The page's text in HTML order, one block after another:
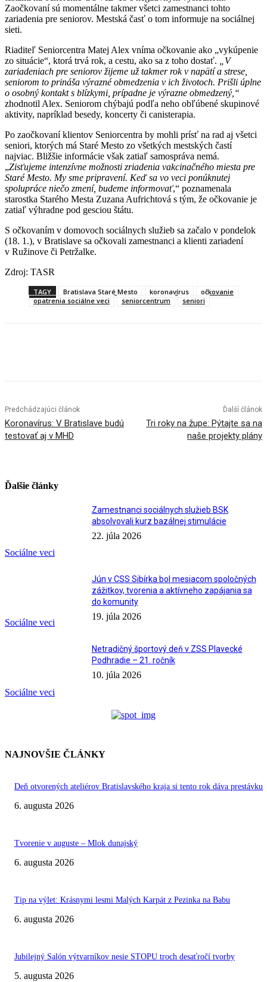
Zaočkovaní sú momentálne takmer všetci zamestnanci tohto
zariadenia pre seniorov. Mestská časť o tom informuje na sociálnej
sieti.
Riaditeľ Seniorcentra Matej Alex vníma očkovanie ako „vykúpenie
zo situácie“, ktorá trvá rok, a cestu, ako sa z toho dostať.
„V
zariadeniach pre seniorov žijeme už takmer rok v napätí a strese,
seniorom to prináša výrazné obmedzenia v ich životoch. Prišli úplne
o osobný kontakt s blízkymi, prípadne je výrazne obmedzený,“
zhodnotil Alex. Seniorom chýbajú podľa neho obľúbené skupinové
aktivity, napríklad besedy, koncerty či canisterapia.
Po zaočkovaní klientov Seniorcentra by mohli prísť na rad aj všetci
seniori, ktorých má Staré Mesto zo všetkých mestských častí
najviac. Bližšie informácie však zatiaľ samospráva nemá.
„Zisťujeme intenzívne možnosti zriadenia vakcinačného miesta pre
Staré Mesto. My sme pripravení. Keď sa vo veci ponúknutej
spolupráce niečo zmení, budeme informovať,“ poznamenala
starostka Starého Mesta Zuzana Aufrichtová s tým, že očkovanie je
zatiaľ výhradne pod gesciou štátu.
S očkovaním v domovoch sociálnych služieb sa začalo v pondelok
(18. 1.), v Bratislave sa očkovali zamestnanci a klienti zariadení
v Ružinove či Petržalke.
Zdroj: TASR
TAGY Bratislava Staré Mesto koronavírus
očkovanie
opatrenia sociálne veci
seniorcentrum seniori
Predchádzajúci článok
Koronavírus: V Bratislave budú
testovať aj v MHD
Ďalší článok
Tri roky na župe: Pýtajte sa na
naše projekty plány
Ďalšie články
Sociálne veci
Zamestnanci sociálnych služieb BSK
absolvovali kurz bazálnej stimulácie
22. júla 2026
Sociálne veci
Jún v CSS Sibírka bol mesiacom spoločných
zážitkov, tvorenia a aktívneho zapájania sa
do komunity
19. júla 2026
Sociálne veci
Netradičný športový deň v ZSS Plavecké
Podhradie – 21. ročník
10. júla 2026
NAJNOVŠIE ČLÁNKY
Deň otvorených ateliérov Bratislavského kraja si tento rok dáva prestávku
6. augusta 2026
Tvorenie v auguste – Mlok dunajský
6. augusta 2026
Tip na výlet: Krásnymi lesmi Malých Karpát z Pezinka na Babu
6. augusta 2026
Jubilejný Salón výtvarníkov nesie STOPU troch desaťročí tvorby
5. augusta 2026